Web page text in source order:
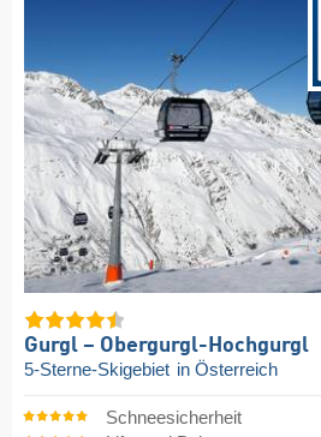
Gurgl – Obergurgl-Hochgurgl
5-Sterne-Skigebiet in Österreich
Schneesicherheit